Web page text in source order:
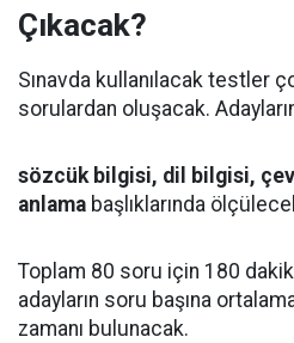
Çıkacak?
Sınavda kullanılacak testler
sorulardan oluşacak.
sözcük bilgisi, dil bilgisi,
anlama başlıklarında
Toplam 80 soru için 180
adayların soru başına
zamanı bulunacak.